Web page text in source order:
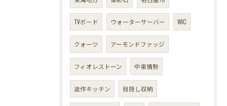
TVボード ウォーターサーバー WIC
クォーツ アーモンドファッジ
フィオレストーン 中東情勢
造作キッチン 目隠し収納